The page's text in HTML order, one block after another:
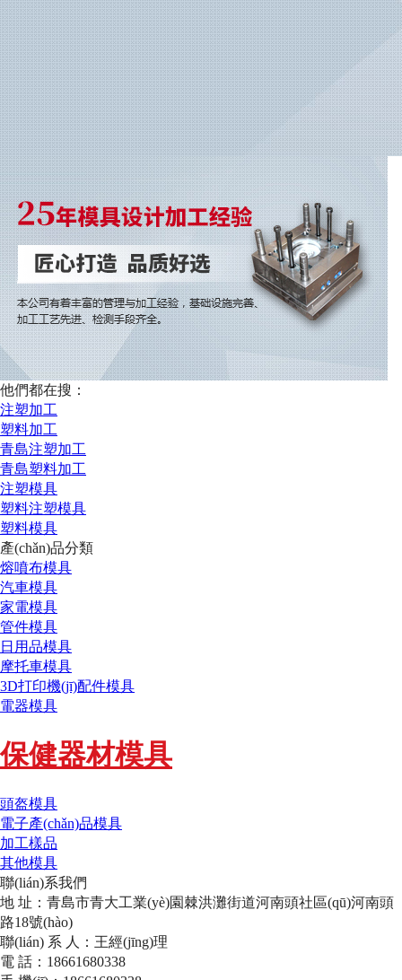
他們都在搜：
注塑加工
塑料加工
青島注塑加工
青島塑料加工
注塑模具
塑料注塑模具
塑料模具
產(chǎn)品分類
熔噴布模具
汽車模具
家電模具
管件模具
日用品模具
摩托車模具
3D打印機(jī)配件模具
電器模具
保健器材模具
頭盔模具
電子產(chǎn)品模具
加工樣品
其他模具
聯(lián)系我們
地 址：青島市青大工業(yè)園棘洪灘街道河南頭社區(qū)河南頭
路18號(hào)
聯(lián) 系 人：王經(jīng)理
電 話：18661680338